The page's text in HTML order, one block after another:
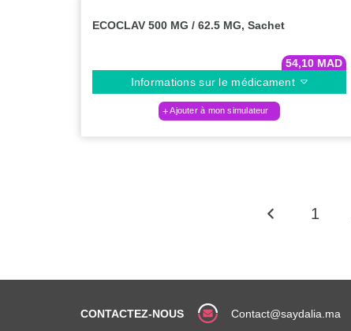
ECOCLAV 500 MG / 62.5 MG, Sachet
54,10 MAD
Informations sur le médicament
Ajouter à mon simulateur
1
CONTACTEZ-NOUS Contact@saydalia.ma